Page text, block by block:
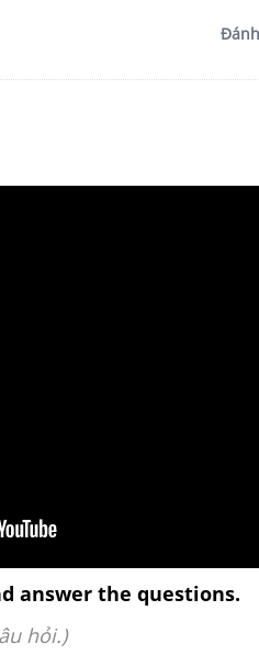
answer the questions.
hỏi.)